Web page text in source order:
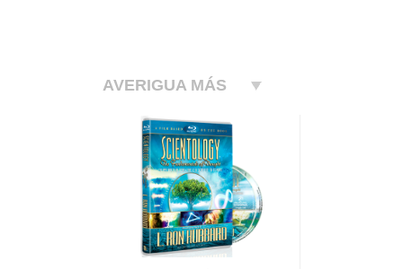
AVERIGUA MÁS